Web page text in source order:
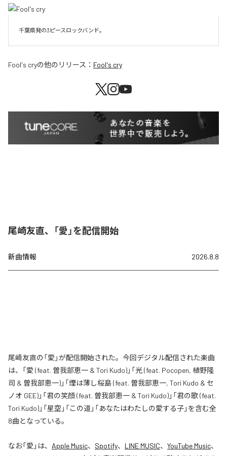
千葉県発の3ピースロックバンド。
Fool's cryの他のリリース： Fool's cry
尾崎友直、「愛」を配信開始
新曲情報 2026.8.8
尾崎友直の「愛」が配信開始された。今回デジタル配信された楽曲
は、「愛 (feat. 曽我部恵一 & Tori Kudo)」「光 (feat. Pocopen, 植野隆
司 & 曽我部恵一)」「煙は薄し桜島 (feat. 曽我部恵一, Tori Kudo & セ
ノオ GEE)」「君の笑顔 (feat. 曽我部恵一 & Tori Kudo)」「君の歌 (feat.
Tori Kudo)」「星空」「この道」「あなたはわたしの愛する子」を含む全
8曲となっている。
なお「愛 」は、 Apple Music、 Spotify、 LINE MUSIC、 YouTube Music、